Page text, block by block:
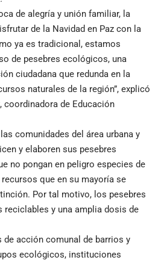
de alegría y unión familiar, la
de la Navidad en Paz con la
ya es tradicional, estamos
de pesebres ecológicos, una
ciudadana que redunda en la
naturales de la región”, explicó
coordinadora de Educación
comunidades del área urbana y
y elaboren sus pesebres
no pongan en peligro especies de
que en su mayoría se
Por tal motivo, los pesebres
reciclables y una amplia dosis de
de acción comunal de barrios y
ecológicos, instituciones